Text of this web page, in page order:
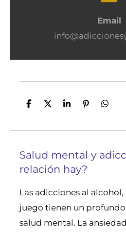
Email
CompartirCompartirCompartir
Anclar
Salud mental y
relación hay?
Las adicciones al alcohol,
juego tienen un
salud mental. La